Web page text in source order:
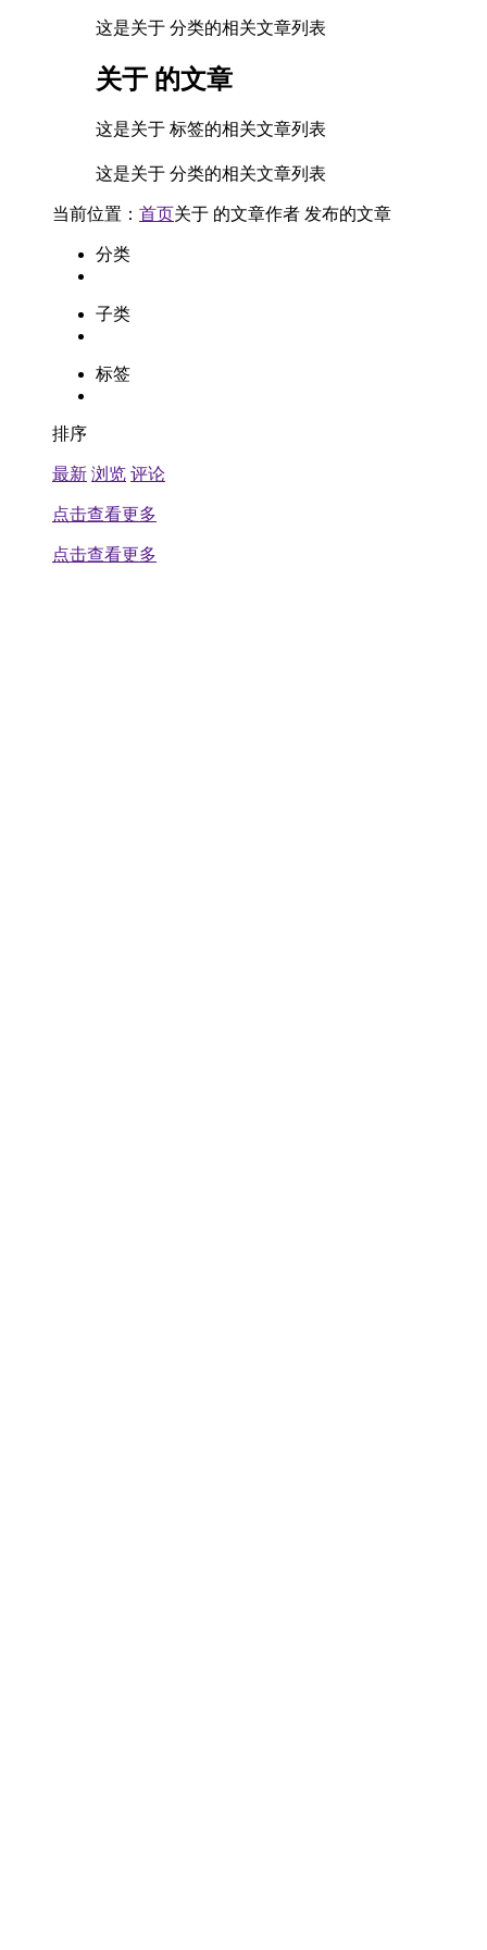
这是关于 分类的相关文章列表
关于 的文章
这是关于 标签的相关文章列表
这是关于 分类的相关文章列表
当前位置： 首页关于 的文章作者 发布的文章
分类
子类
标签
排序
最新 浏览 评论
点击查看更多
点击查看更多